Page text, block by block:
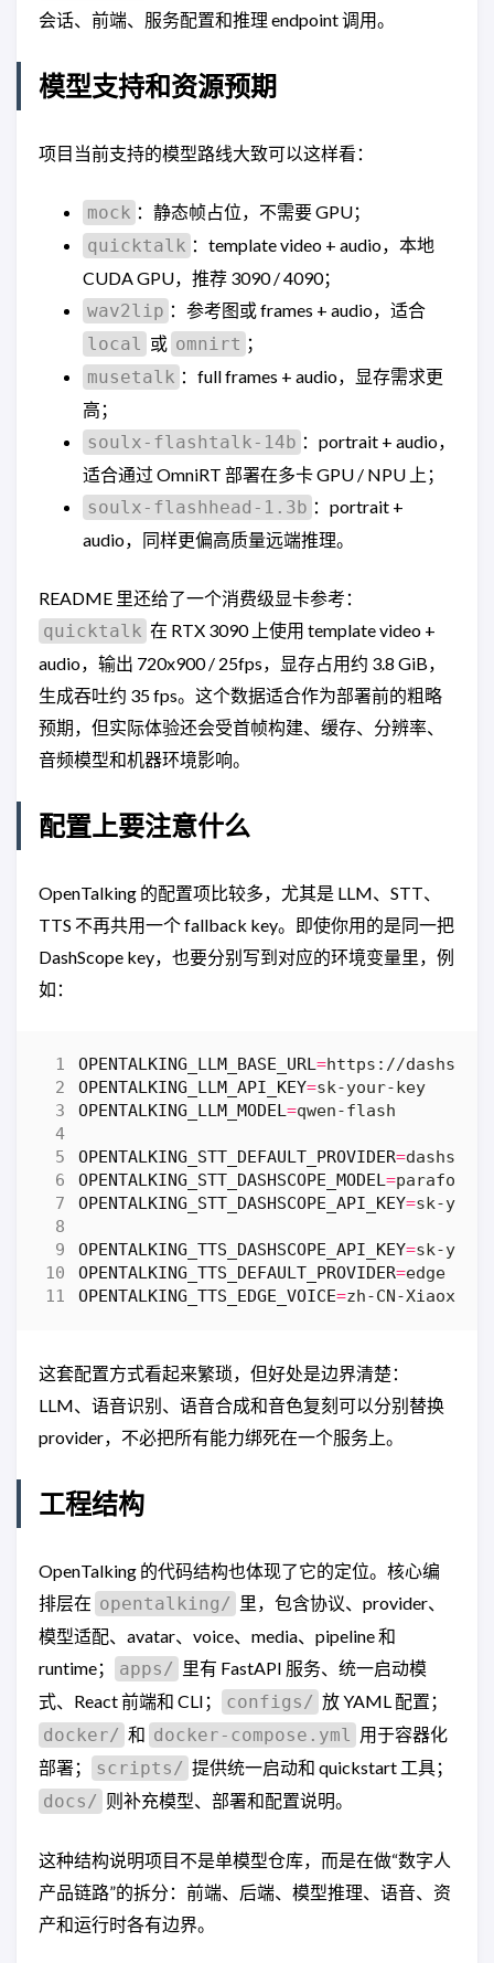
会话、前端、服务配置和推理 endpoint 调用。
模型支持和资源预期
项目当前支持的模型路线大致可以这样看：
mock ：静态帧占位，不需要 GPU；
quicktalk ：template video + audio，本地
CUDA GPU，推荐 3090 / 4090；
wav2lip ：参考图或 frames + audio，适合
local 或 omnirt ；
musetalk ：full frames + audio，显存需求更
高；
soulx-flashtalk-14b ：portrait + audio，
适合通过 OmniRT 部署在多卡 GPU / NPU 上；
soulx-flashhead-1.3b ：portrait +
audio，同样更偏高质量远端推理。
README 里还给了一个消费级显卡参考：
quicktalk 在 RTX 3090 上使用 template video +
audio，输出 720x900 / 25fps，显存占用约 3.8 GiB，
生成吞吐约 35 fps。这个数据适合作为部署前的粗略
预期，但实际体验还会受首帧构建、缓存、分辨率、
音频模型和机器环境影响。
配置上要注意什么
OpenTalking 的配置项比较多，尤其是 LLM、STT、
TTS 不再共用一个 fallback key。即使你用的是同一把
DashScope key，也要分别写到对应的环境变量里，例
如：
OPENTALKING_LLM_BASE_URL=
OPENTALKING_LLM_API_KEY=
OPENTALKING_LLM_MODEL=
OPENTALKING_STT_DEFAULT_PROVIDER=
OPENTALKING_STT_DASHSCOPE_MODEL=
OPENTALKING_STT_DASHSCOPE_API_KEY=
OPENTALKING_TTS_DASHSCOPE_API_KEY=
OPENTALKING_TTS_DEFAULT_PROVIDER=
OPENTALKING_TTS_EDGE_VOICE=
这套配置方式看起来繁琐，但好处是边界清楚：
LLM、语音识别、语音合成和音色复刻可以分别替换
provider，不必把所有能力绑死在一个服务上。
工程结构
OpenTalking 的代码结构也体现了它的定位。核心编
排层在 opentalking/ 里，包含协议、provider、
模型适配、avatar、voice、media、pipeline 和
runtime；
apps/ 里有 FastAPI 服务、统一启动模
式、React 前端和 CLI；
configs/ 放 YAML 配置；
docker/ 和 docker-compose.yml 用于容器化
部署；
scripts/ 提供统一启动和 quickstart 工具；
docs/ 则补充模型、部署和配置说明。
这种结构说明项目不是单模型仓库，而是在做“数字人
产品链路”的拆分：前端、后端、模型推理、语音、资
产和运行时各有边界。